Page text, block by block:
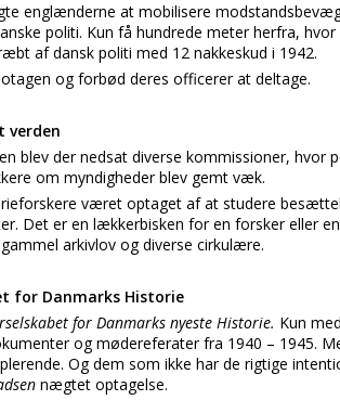
englænderne at mobilisere
politi. Kun få hundrede meter herfra, hvor
af dansk politi med 12 nakkeskud i 1942.
og forbød deres officerer at deltage.
verden
blev der nedsat diverse kommissioner, hvor
om myndigheder blev gemt væk.
været optaget af at studere
Det er en lækkerbisken for en forsker eller
arkivlov og diverse cirkulære.
for Danmarks Historie
for Danmarks nyeste Historie. Kun
og mødereferater fra 1940 – 1945.
Og dem som ikke har de rigtige
nægtet optagelse.